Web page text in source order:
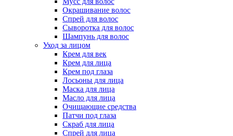
Окрашивание волос
Спрей для волос
Сыворотка для волос
Шампунь для волос
Уход за лицом
Крем для век
Крем для лица
Крем под глаза
Лосьоны для лица
Маска для лица
Масло для лица
Очищающие средства
Патчи под глаза
Скраб для лица
Спрей для лица